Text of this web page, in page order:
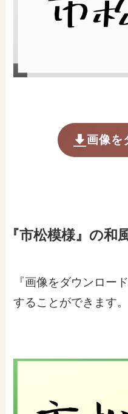
画像を
『市松模様』の和
『画像をダウンロー
することができます。